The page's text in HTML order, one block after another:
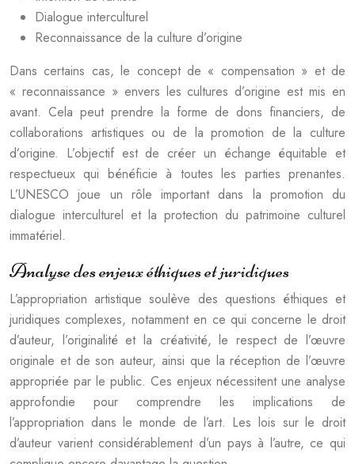
Dialogue interculturel
Reconnaissance de la culture d’origine
Dans certains cas, le concept de « compensation » et de
« reconnaissance » envers les cultures d’origine est mis en
avant. Cela peut prendre la forme de dons financiers, de
collaborations artistiques ou de la promotion de la culture
d’origine. L’objectif est de créer un échange équitable et
respectueux qui bénéficie à toutes les parties prenantes.
L’UNESCO joue un rôle important dans la promotion du
dialogue interculturel et la protection du patrimoine culturel
immatériel.
Analyse des enjeux éthiques et juridiques
L’appropriation artistique soulève des questions éthiques et
juridiques complexes, notamment en ce qui concerne le droit
d’auteur, l’originalité et la créativité, le respect de l’œuvre
originale et de son auteur, ainsi que la réception de l’œuvre
appropriée par le public. Ces enjeux nécessitent une analyse
approfondie pour comprendre les implications de
l’appropriation dans le monde de l’art. Les lois sur le droit
d’auteur varient considérablement d’un pays à l’autre, ce qui